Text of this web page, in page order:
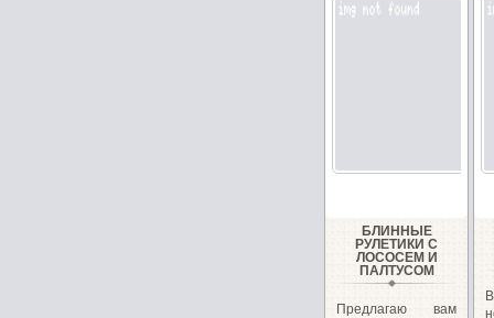
БЛИННЫЕ
РУЛЕТИКИ С
ЛОСОСЕМ И
ПАЛТУСОМ
Предлагаю вам